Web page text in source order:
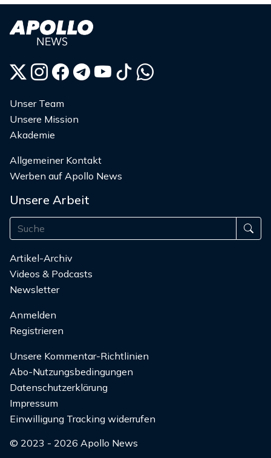
Unser Team
Unsere Mission
Akademie
Allgemeiner Kontakt
Werben auf Apollo News
Unsere Arbeit
Artikel-Archiv
Videos & Podcasts
Newsletter
Anmelden
Registrieren
Unsere Kommentar-Richtlinien
Abo-Nutzungsbedingungen
Datenschutzerklärung
Impressum
Einwilligung Tracking widerrufen
© 2023 - 2026 Apollo News